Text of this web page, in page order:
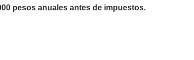
pesos anuales antes de impuestos.